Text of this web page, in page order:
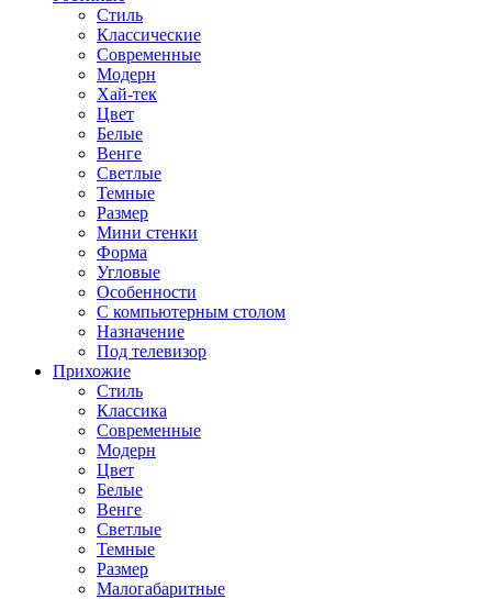
Стиль
Классические
Современные
Модерн
Хай-тек
Цвет
Белые
Венге
Светлые
Темные
Размер
Мини стенки
Форма
Угловые
Особенности
С компьютерным столом
Назначение
Под телевизор
Прихожие
Стиль
Классика
Современные
Модерн
Цвет
Белые
Венге
Светлые
Темные
Размер
Малогабаритные